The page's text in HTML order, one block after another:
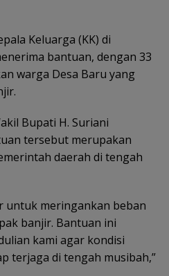
Keluarga (KK) di
bantuan, dengan 33
warga Desa Baru yang
Bupati H. Suriani
tersebut merupakan
daerah di tengah
untuk meringankan beban
banjir. Bantuan ini
kami agar kondisi
terjaga di tengah musibah,”